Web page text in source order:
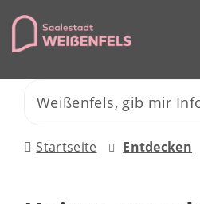
Startseite Entdecken